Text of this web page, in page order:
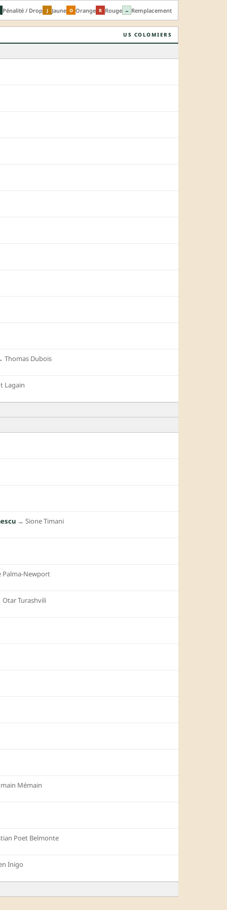
Pénalité / Drop J Jaune O Orange R Rouge ↔ Remplacement
US COLOMIERS
Thomas Dubois
Lagain
→︎ Sione Timani
Palma-Newport
Otar Turashvili
Mémain
Poet Belmonte
Inigo